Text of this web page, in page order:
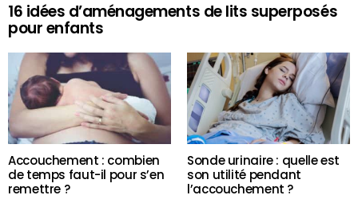
16 idées d’aménagements de lits superposés
pour enfants
Accouchement : combien
de temps faut-il pour s’en
remettre ?
Sonde urinaire : quelle est
son utilité pendant
l’accouchement ?